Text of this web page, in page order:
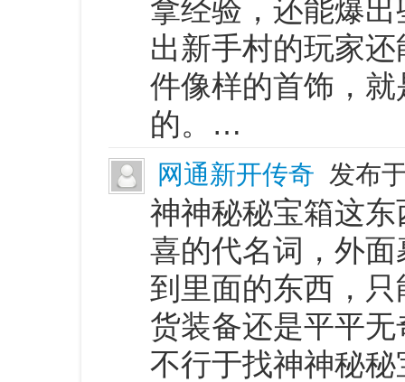
拿经验，还能爆
出新手村的玩家
件像样的首饰，
的。…
网通新开传奇 发布
神神秘秘宝箱这
喜的代名词，外
到里面的东西，
货装备还是平平
不行于找神神秘